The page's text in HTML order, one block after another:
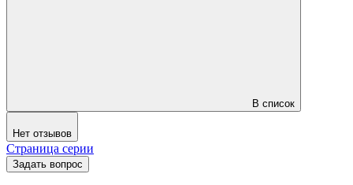
В список
Нет отзывов
Страница серии
Задать вопрос